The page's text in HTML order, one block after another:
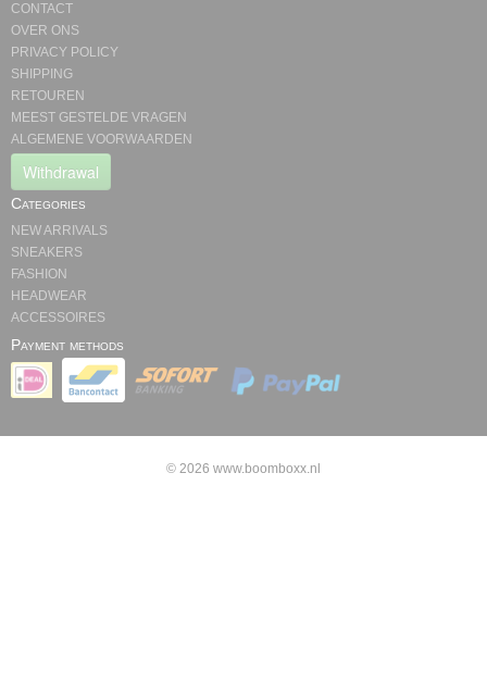
CONTACT
OVER ONS
PRIVACY POLICY
SHIPPING
RETOUREN
MEEST GESTELDE VRAGEN
ALGEMENE VOORWAARDEN
Withdrawal
Categories
NEW ARRIVALS
SNEAKERS
FASHION
HEADWEAR
ACCESSOIRES
Payment methods
© 2026 www.boomboxx.nl